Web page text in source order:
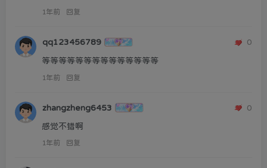
1年前 回复
qq123456789 0
等等等等等等等等等等等等等等
1年前 回复
zhangzheng6453 0
感觉不错啊
1年前 回复